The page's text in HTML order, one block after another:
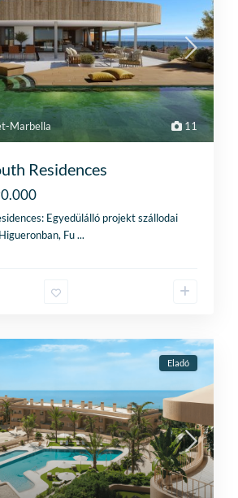
11
Marbella
Residences
Egyedülálló projekt szállodai
Fu...
Eladó